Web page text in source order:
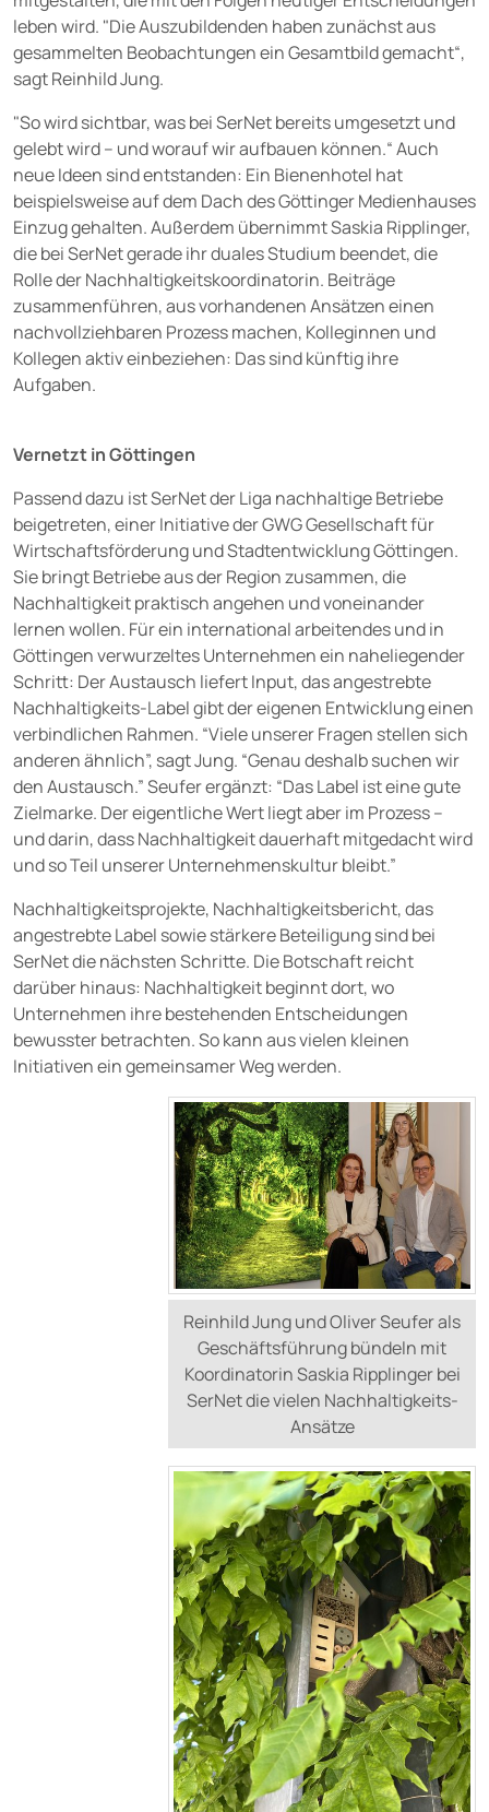
leben wird. "Die Auszubildenden haben zunächst aus
gesammelten Beobachtungen ein Gesamtbild gemacht“,
sagt Reinhild Jung.
"So wird sichtbar, was bei SerNet bereits umgesetzt und
gelebt wird – und worauf wir aufbauen können.“ Auch
neue Ideen sind entstanden: Ein Bienenhotel hat
beispielsweise auf dem Dach des Göttinger Medienhauses
Einzug gehalten. Außerdem übernimmt Saskia Ripplinger,
die bei SerNet gerade ihr duales Studium beendet, die
Rolle der Nachhaltigkeitskoordinatorin. Beiträge
zusammenführen, aus vorhandenen Ansätzen einen
nachvollziehbaren Prozess machen, Kolleginnen und
Kollegen aktiv einbeziehen: Das sind künftig ihre
Aufgaben.
Vernetzt in Göttingen
Passend dazu ist SerNet der Liga nachhaltige Betriebe
beigetreten, einer Initiative der GWG Gesellschaft für
Wirtschaftsförderung und Stadtentwicklung Göttingen.
Sie bringt Betriebe aus der Region zusammen, die
Nachhaltigkeit praktisch angehen und voneinander
lernen wollen. Für ein international arbeitendes und in
Göttingen verwurzeltes Unternehmen ein naheliegender
Schritt: Der Austausch liefert Input, das angestrebte
Nachhaltigkeits-Label gibt der eigenen Entwicklung einen
verbindlichen Rahmen. “Viele unserer Fragen stellen sich
anderen ähnlich”, sagt Jung. “Genau deshalb suchen wir
den Austausch.” Seufer ergänzt: “Das Label ist eine gute
Zielmarke. Der eigentliche Wert liegt aber im Prozess –
und darin, dass Nachhaltigkeit dauerhaft mitgedacht wird
und so Teil unserer Unternehmenskultur bleibt.”
Nachhaltigkeitsprojekte, Nachhaltigkeitsbericht, das
angestrebte Label sowie stärkere Beteiligung sind bei
SerNet die nächsten Schritte. Die Botschaft reicht
darüber hinaus: Nachhaltigkeit beginnt dort, wo
Unternehmen ihre bestehenden Entscheidungen
bewusster betrachten. So kann aus vielen kleinen
Initiativen ein gemeinsamer Weg werden.
Reinhild Jung und Oliver Seufer als
Geschäftsführung bündeln mit
Koordinatorin Saskia Ripplinger bei
SerNet die vielen Nachhaltigkeits-
Ansätze